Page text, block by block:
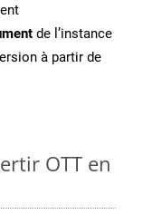
de l’instance
à partir de
OTT en